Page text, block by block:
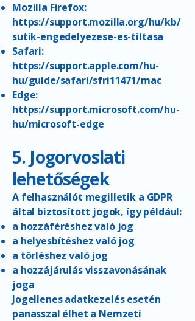
Mozilla Firefox:
https://support.mozilla.org/hu/kb/
sutik-engedelyezese-es-tiltasa
Safari:
https://support.apple.com/hu-
hu/guide/safari/sfri11471/mac
Edge:
https://support.microsoft.com/hu-
hu/microsoft-edge
5. Jogorvoslati
lehetőségek
A felhasználót megilletik a GDPR
által biztosított jogok, így például:
a hozzáféréshez való jog
a helyesbítéshez való jog
a törléshez való jog
a hozzájárulás visszavonásának
joga
Jogellenes adatkezelés esetén
panasszal élhet a Nemzeti